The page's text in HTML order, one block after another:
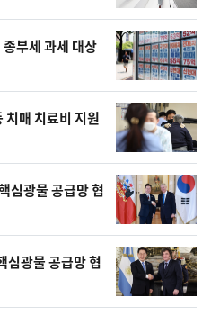
부세 과세 대상
치매 치료비 지원
심광물 공급망 협
광물 공급망 협